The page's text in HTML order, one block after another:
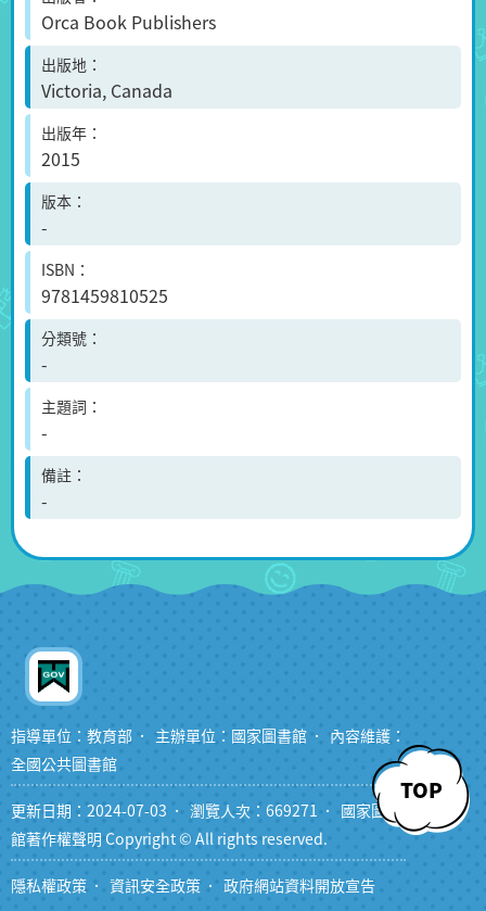
Orca Book Publishers
出版地
Victoria, Canada
出版年
2015
版本
-
ISBN
9781459810525
分類號
-
主題詞
-
備註
-
TOP
指導單位：教育部 主辦單位：國家圖書館
內容維護：
全國公共圖書館
更新日期：2024-07-03 瀏覽人次：669271
國家圖書
館著作權聲明 Copyright © All rights reserved.
隱私權政策 資訊安全政策 政府網站資料開放宣告